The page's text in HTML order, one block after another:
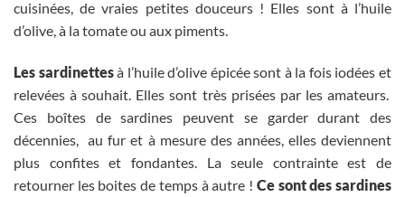
cuisinées, de vraies petites douceurs ! Elles sont à l’huile
d’olive, à la tomate ou aux piments.
Les sardinettesà l’huile d’olive épicée sont à la fois iodées et
relevées à souhait. Elles sont très prisées par les amateurs.
Ces boîtes de sardines peuvent se garder durant des
décennies, au fur et à mesure des années, elles deviennent
plus confites et fondantes. La seule contrainte est de
retourner les boites de temps à autre ! Ce sont des sardines